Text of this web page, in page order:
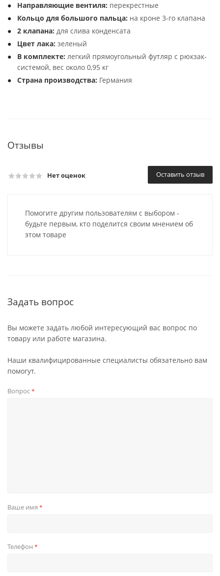
Направляющие вентиля: перекрестные
Кольцо для большого пальца: на кроне 3-го клапана
2 клапана: для слива конденсата
Цвет лака: зеленый
В комплекте: легкий прямоугольный футляр с рюкзак-
системой, вес около 0,95 кг
Страна производства: Германия
Отзывы
Нет оценок Оставить отзыв
Помогите другим пользователям с выбором -
будьте первым, кто поделится своим мнением об
этом товаре
Задать вопрос
Вы можете задать любой интересующий вас вопрос по
товару или работе магазина.
Наши квалифицированные специалисты обязательно вам
помогут.
Вопрос*
Ваше имя *
Телефон *